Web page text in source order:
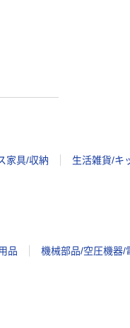
家具/収納 生活雑貨/キ
品 機械部品/空圧機器/